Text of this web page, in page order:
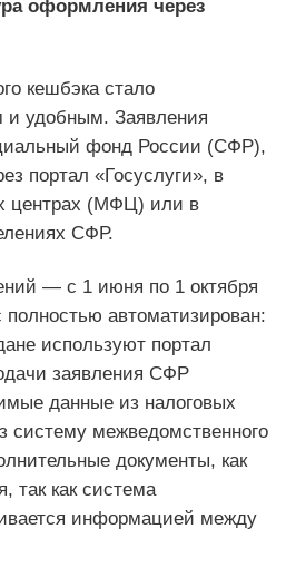
оформления через
кешбэка стало
и удобным. Заявления
фонд России (СФР),
портал «Госуслуги», в
центрах (МФЦ) или в
СФР.
— с 1 июня по 1 октября
полностью автоматизирован:
используют портал
заявления СФР
данные из налоговых
систему межведомственного
документы, как
так как система
информацией между